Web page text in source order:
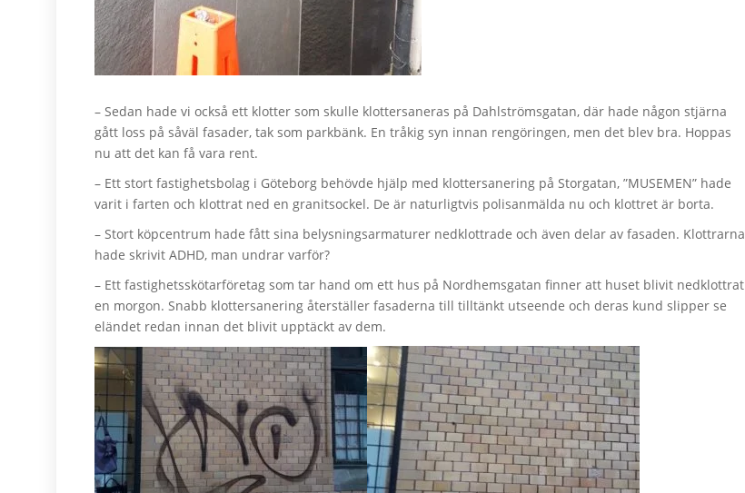
– Sedan hade vi också ett klotter som skulle klottersaneras på Dahlströmsgatan, där hade någon stjärna
gått loss på såväl fasader, tak som parkbänk. En tråkig syn innan rengöringen, men det blev bra. Hoppas
nu att det kan få vara rent.
– Ett stort fastighetsbolag i Göteborg behövde hjälp med klottersanering på Storgatan, ”MUSEMEN” hade
varit i farten och klottrat ned en granitsockel. De är naturligtvis polisanmälda nu och klottret är borta.
– Stort köpcentrum hade fått sina belysningsarmaturer nedklottrade och även delar av fasaden. Klottrarna
hade skrivit ADHD, man undrar varför?
– Ett fastighetsskötarföretag som tar hand om ett hus på Nordhemsgatan finner att huset blivit nedklottrat
en morgon. Snabb klottersanering återställer fasaderna till tilltänkt utseende och deras kund slipper se
eländet redan innan det blivit upptäckt av dem.